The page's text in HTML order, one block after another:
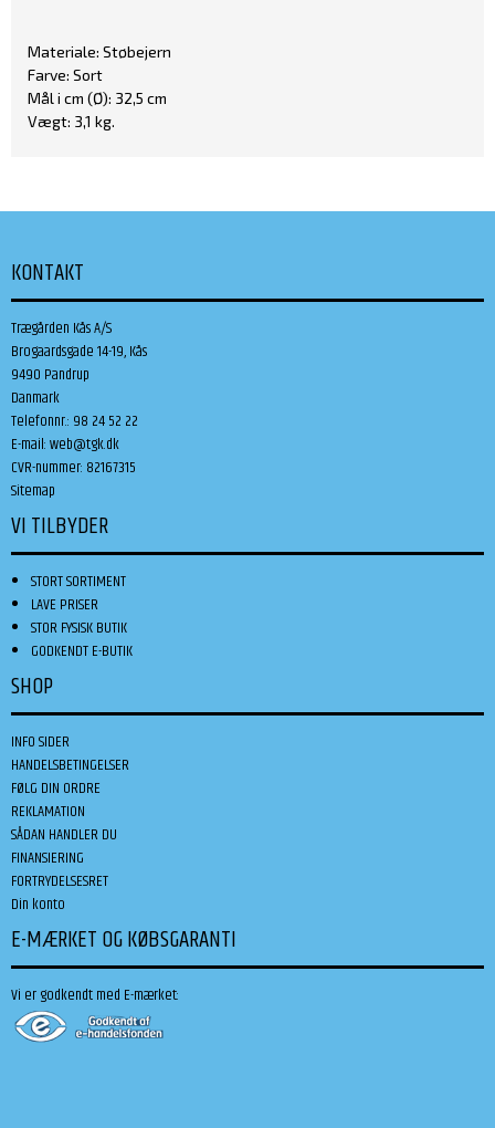
Materiale: Støbejern
Farve: Sort
Mål i cm (Ø): 32,5 cm
Vægt: 3,1 kg.
KONTAKT
Trægården Kås A/S
Brogaardsgade 14-19, Kås
9490 Pandrup
Danmark
Telefonnr.: 98 24 52 22
E-mail:web@tgk.dk
CVR-nummer: 82167315
Sitemap
VI TILBYDER
STORT SORTIMENT
LAVE PRISER
STOR FYSISK BUTIK
GODKENDT E-BUTIK
SHOP
INFO SIDER
HANDELSBETINGELSER
FØLG DIN ORDRE
REKLAMATION
SÅDAN HANDLER DU
FINANSIERING
FORTRYDELSESRET
Din konto
E-MÆRKET OG KØBSGARANTI
Vi er godkendt med E-mærket: